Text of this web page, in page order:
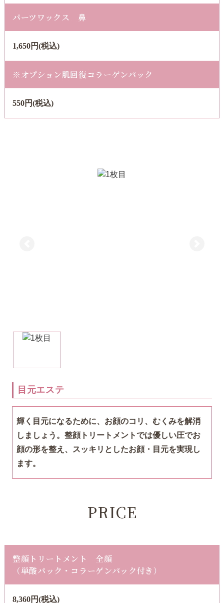
パーツワックス 鼻
1,650円(税込)
※オプション肌回復コラーゲンパック
550円(税込)
目元エステ
輝く目元になるために、お顔のコリ、むくみを解消
しましょう。 整顔トリートメントでは優しい圧でお
顔の形を整え、スッキリとしたお顔・目元を実現し
ます。
PRICE
整顔トリートメント 全顔
​​​​​​（単酸パック・コラーゲンパック付き）
8,360円(税込)